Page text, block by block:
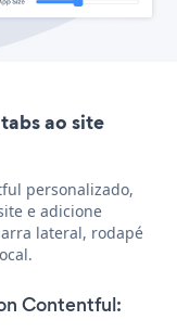
ao site
personalizado,
e adicione
lateral, rodapé
Contentful: